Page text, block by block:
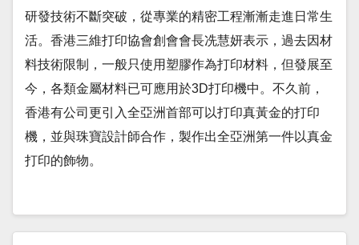
研發技術不斷突破，從專業的精密工程漸漸走進日常生
活。香港三維打印協會創會會長冼慧妍表示，過去因材
料技術限制，一般只使用塑膠作為打印材料，但發展至
今，各類金屬材料已可應用於3D打印機中。不久前，
香港有公司更引入全亞洲首部可以打印真黃金的打印
機，並與珠寶設計師合作，製作出全亞洲第一件以真金
打印的飾物。